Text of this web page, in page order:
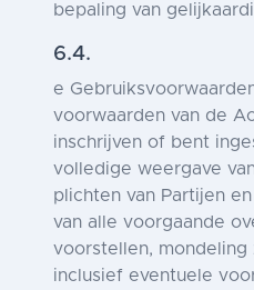
bepaling van
6.4.
e
voorwaarden van de
inschrijven of bent
volledige weergave
plichten van Partijen
van alle voorgaande
voorstellen,
inclusief eventuele